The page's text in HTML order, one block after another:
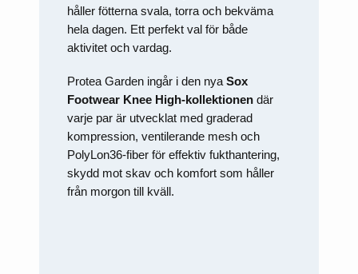
håller fötterna svala, torra och bekväma
hela dagen. Ett perfekt val för både
aktivitet och vardag.
Protea Garden ingår i den nyaSox
Footwear Knee High-kollektionen där
varje par är utvecklat med graderad
kompression, ventilerande mesh och
PolyLon36-fiber för effektiv fukthantering,
skydd mot skav och komfort som håller
från morgon till kväll.
funktionalitet
att försvinna
hemsidan.
Marknadsföring
Genom att dela
med dig av dina
intressen och ditt
beteende när du
surfar ökar du
chansen att få se
personligt